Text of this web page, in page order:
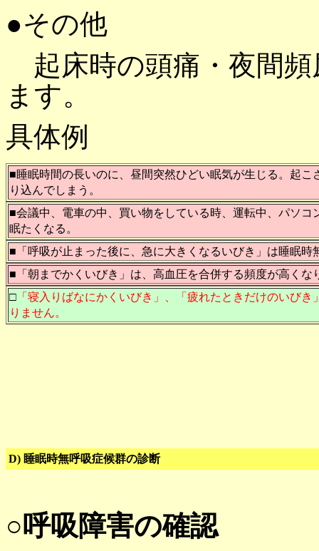
●その他
起床時の頭痛・夜間
ます。
具体例
■睡眠時間の長いのに、昼間突然ひどい眠気が生じる。起
り込んでしまう。
■会議中、電車の中、買い物をしている時、運転中、パソ
眠たくなる。
■「呼吸が止まった後に、急に大きくなるいびき」は睡眠時
■「朝までかくいびき」は、高血圧を合併する頻度が高くな
□ 「寝入りばなにかくいびき」、「疲れたときだけのいび
りません。
D) 睡眠時無呼吸症候群の診断
○呼吸障害の確認